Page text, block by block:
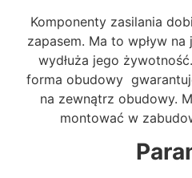
Komponenty zasilania
zapasem. Ma to wpływ
wydłuża jego
forma obudowy
na zewnątrz obudowy.
montować w